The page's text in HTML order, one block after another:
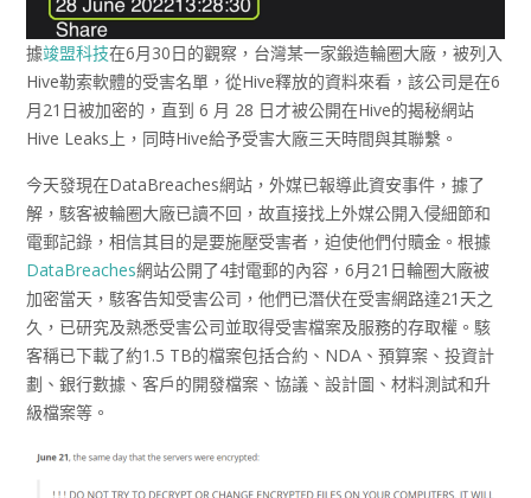
據竣盟科技在6月30日的觀察，台灣某一家鍛造輪圈大廠，被列入
Hive勒索軟體的受害名單，從Hive釋放的資料來看，該公司是在6
月21日被加密的，直到 6 月 28 日才被公開在Hive的揭秘網站
Hive Leaks上，同時Hive給予受害大廠三天時間與其聯繫。
今天發現在DataBreaches網站，外媒已報導此資安事件，據了
解，駭客被輪圈大廠已讀不回，故直接找上外媒公開入侵細節和
電郵記錄，相信其目的是要施壓受害者，迫使他們付贖金。根據
DataBreaches網站公開了4封電郵的內容，6月21日輪圈大廠被
加密當天，駭客告知受害公司，他們已潛伏在受害網路達21天之
久，已研究及熟悉受害公司並取得受害檔案及服務的存取權。駭
客稱已下載了約1.5 TB的檔案包括合約、NDA、預算案、投資計
劃、銀行數據、客戶的開發檔案、協議、設計圖、材料測試和升
級檔案等。